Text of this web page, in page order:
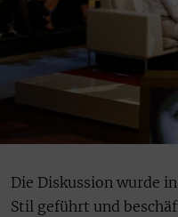
Die Diskussion wurde
Stil geführt und